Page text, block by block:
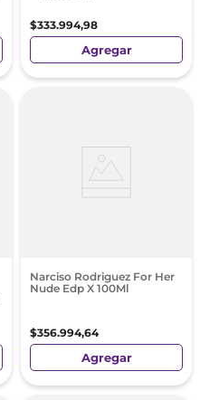
$333.994,98
Agregar
Narciso Rodriguez For Her
Nude Edp X 100Ml
$356.994,64
Agregar